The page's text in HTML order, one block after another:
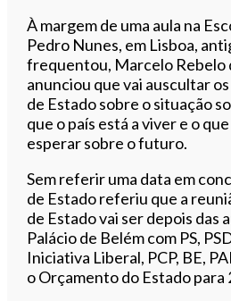
À margem de uma aula na
Pedro Nunes, em Lisboa,
frequentou, Marcelo Rebelo
anunciou que vai auscultar
de Estado sobre o situação
que o país está a viver e o
esperar sobre o futuro.
Sem referir uma data em
de Estado referiu que a
de Estado vai ser depois das
Palácio de Belém com PS,
Iniciativa Liberal, PCP, BE,
o Orçamento do Estado para